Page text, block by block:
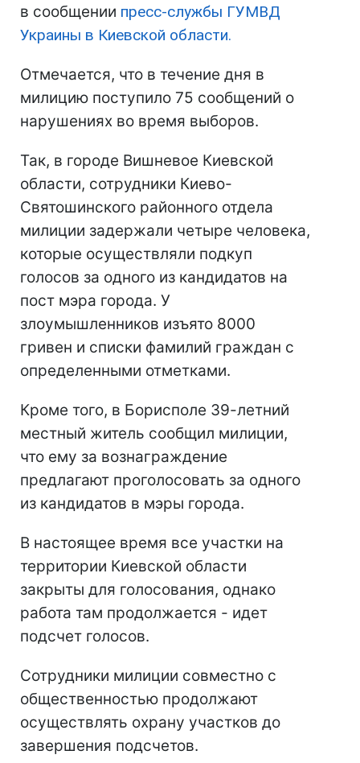
в сообщении пресс-службы ГУМВД
Украины в Киевской области.
Отмечается, что в течение дня в
милицию поступило 75 сообщений о
нарушениях во время выборов.
Так, в городе Вишневое Киевской
области, сотрудники Киево-
Святошинского районного отдела
милиции задержали четыре человека,
которые осуществляли подкуп
голосов за одного из кандидатов на
пост мэра города. У
злоумышленников изъято 8000
гривен и списки фамилий граждан с
определенными отметками.
Кроме того, в Борисполе 39-летний
местный житель сообщил милиции,
что ему за вознаграждение
предлагают проголосовать за одного
из кандидатов в мэры города.
В настоящее время все участки на
территории Киевской области
закрыты для голосования, однако
работа там продолжается - идет
подсчет голосов.
Сотрудники милиции совместно с
общественностью продолжают
осуществлять охрану участков до
завершения подсчетов.